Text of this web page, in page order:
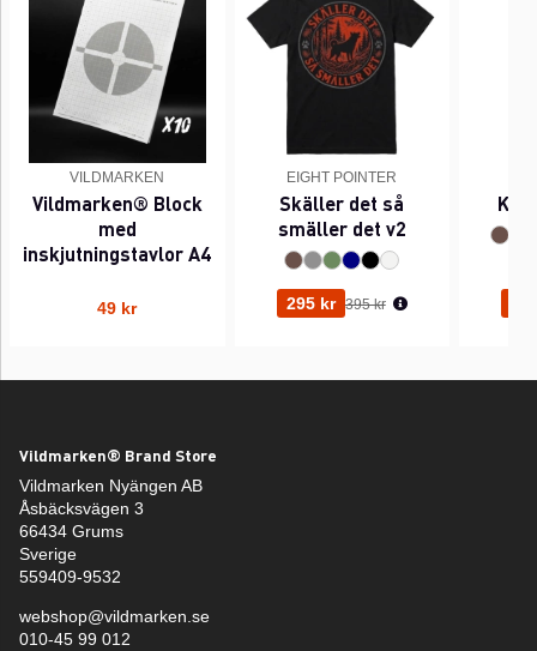
VILDMARKEN
Vildmarken® Block
med
inskjutningstavlor A4
49 kr
EIGHT POINTER
Skäller det så
smäller det v2
295 kr Ordinarie pris:
395 kr
Vildmarken® Brand Store
Vildmarken Nyängen AB
Åsbäcksvägen 3
66434 Grums
Sverige
559409-9532
webshop@vildmarken.se
010-45 99 012